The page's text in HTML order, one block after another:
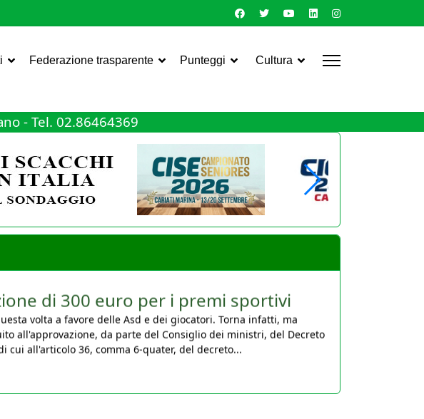
Federazione trasparente Punteggi Cultura
- Tel. 02.86464369
di 300 euro per i premi sportivi
volta a favore delle Asd e dei giocatori. Torna infatti, ma
all'approvazione, da parte del Consiglio dei ministri, del Decreto
cui all'articolo 36, comma 6-quater, del decreto...